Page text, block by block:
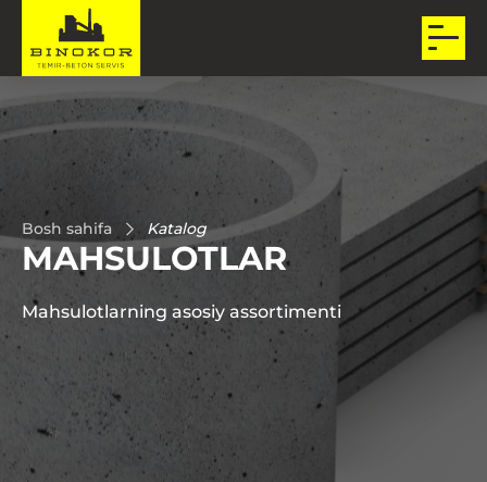
Bosh sahifa Katalog
MAHSULOTLAR
Mahsulotlarning asosiy assortimenti